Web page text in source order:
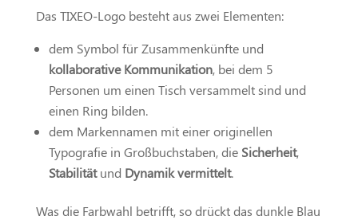
Das TIXEO-Logo besteht aus zwei Elementen:
dem Symbol für Zusammenkünfte und
kollaborative Kommunikation, bei dem 5
Personen um einen Tisch versammelt sind und
einen Ring bilden.
dem Markennamen mit einer originellen
Typografie in Großbuchstaben, die Sicherheit,
Stabilitätund Dynamik vermittelt.
Was die Farbwahl betrifft, so drückt das dunkle Blau